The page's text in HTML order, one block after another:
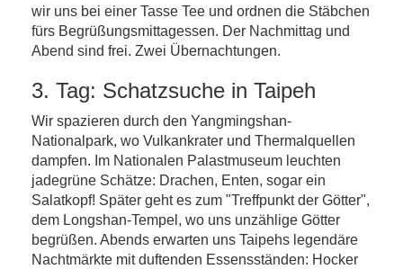
wir uns bei einer Tasse Tee und ordnen die Stäbchen
fürs Begrüßungsmittagessen. Der Nachmittag und
Abend sind frei. Zwei Übernachtungen.
3. Tag: Schatzsuche in Taipeh
Wir spazieren durch den Yangmingshan-
Nationalpark, wo Vulkankrater und Thermalquellen
dampfen. Im Nationalen Palastmuseum leuchten
jadegrüne Schätze: Drachen, Enten, sogar ein
Salatkopf! Später geht es zum "Treffpunkt der Götter",
dem Longshan-Tempel, wo uns unzählige Götter
begrüßen. Abends erwarten uns Taipehs legendäre
Nachtmärkte mit duftenden Essensständen: Hocker